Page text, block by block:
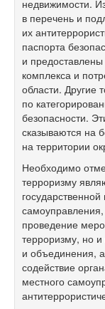
недвижимости.
в перечень и
их
паспорта
и
комплекса и
области. Другие
по
безопасности.
сказываются на
на территории
Необходимо
терроризму
проведение
терроризму, но и
и объединения,
содействие
местного